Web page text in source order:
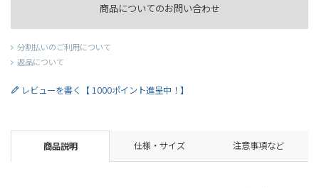
商品についてのお問い合わせ
分割払いのご利用について
返品について
レビューを書く【 1000ポイント進呈中！】
商品説明 仕様・サイズ 注意事項など